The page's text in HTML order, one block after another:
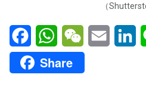
（
FacebookWhatsAppWeChatEmail
Share